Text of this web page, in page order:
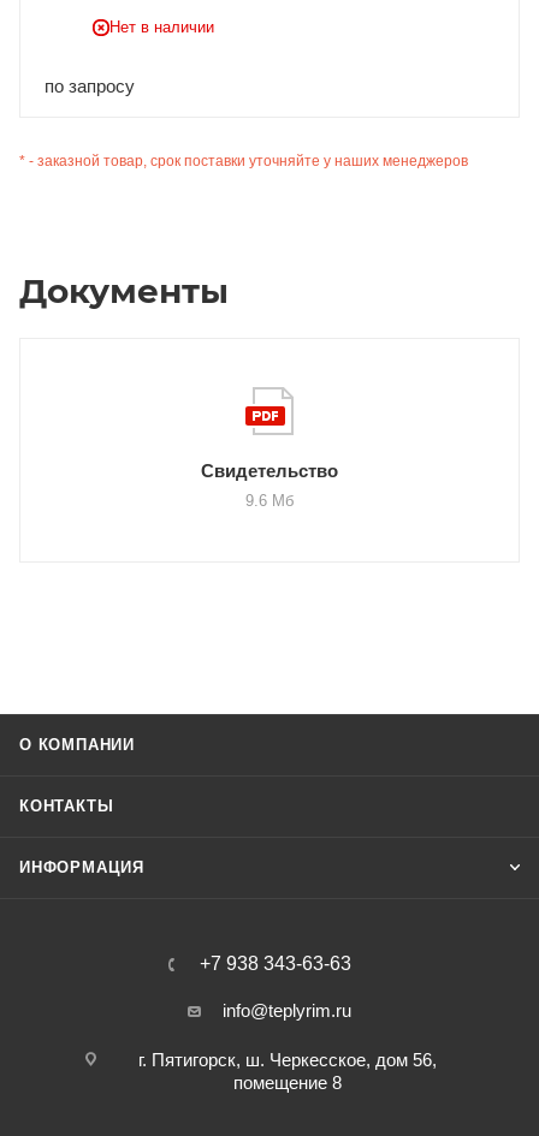
Нет в наличии
по запросу
* - заказной товар, срок поставки уточняйте у наших менеджеров
Документы
Свидетельство
9.6 Мб
О КОМПАНИИ
КОНТАКТЫ
ИНФОРМАЦИЯ
+7 938 343-63-63
info@teplyrim.ru
г. Пятигорск, ш. Черкесское, дом 56,
помещение 8